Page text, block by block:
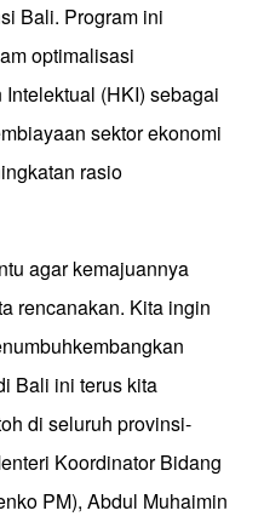
Bali. Program ini
optimalisasi
(HKI) sebagai
sektor ekonomi
rasio
agar kemajuannya
rencanakan. Kita ingin
Bali ini terus kita
di seluruh provinsi-
Koordinator Bidang
PM), Abdul Muhaimin